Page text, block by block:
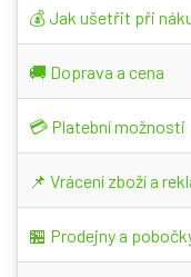
💰 Jak ušetřit při
🚚 Doprava a cena
💳 Platební možnosti
📌 Vrácení zboží a
🏪 Prodejny a